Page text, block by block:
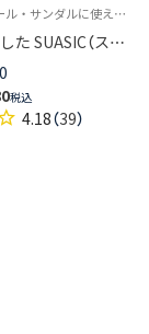
パンプス・ミュール・サンダルに使える 新しい発想の靴下 フリーサイズ インソール
た SUASIC（スア
＆ワイドタイプ
ス メンズ レデ
短翌日発送】
税込
4.18（39）